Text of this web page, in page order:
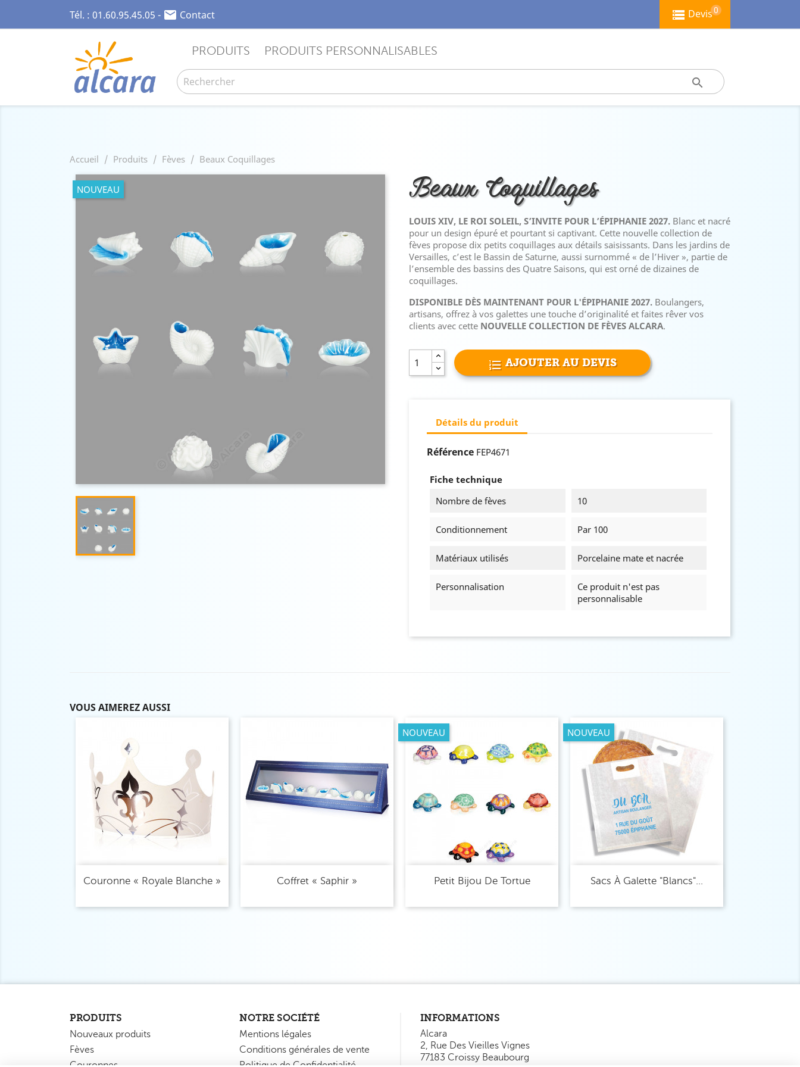
Tél. : 01.60.95.45.05 -  Contact Devis0
PRODUITS PRODUITS PERSONNALISABLES

Accueil Produits Fèves Beaux Coquillages
NOUVEAU Beaux Coquillages
LOUIS XIV, LE ROI SOLEIL, S’INVITE POUR L’ÉPIPHANIE 2027. Blanc et nacré
pour un design épuré et pourtant si captivant. Cette nouvelle collection de
fèves propose dix petits coquillages aux détails saisissants. Dans les jardins de
Versailles, c’est le Bassin de Saturne, aussi surnommé « de l’Hiver », partie de
l’ensemble des bassins des Quatre Saisons, qui est orné de dizaines de
coquillages.
DISPONIBLE DÈS MAINTENANT POUR L'ÉPIPHANIE 2027. Boulangers,
artisans, offrez à vos galettes une touche d’originalité et faites rêver vos
clients avec cette NOUVELLE COLLECTION DE FÈVES ALCARA.
AJOUTER AU DEVIS
Détails du produit
Référence FEP4671
Fiche technique
Nombre de fèves
10
Conditionnement Par 100
Matériaux utilisés Porcelaine mate et nacrée
Personnalisation
Ce produit n'est pas
personnalisable
VOUS AIMEREZ AUSSI
Couronne « Royale Blanche »
Aperçu rapide Coffret « Saphir »
Aperçu rapide Petit Bijou De Tortue
NOUVEAU
 Aperçu rapide Sacs À Galette "Blancs"...
NOUVEAU
 Aperçu rapide
PRODUITS
Nouveaux produits
Fèves
NOTRE SOCIÉTÉ
Mentions légales
Conditions générales de vente
INFORMATIONS
Alcara
2, Rue Des Vieilles Vignes
77183 Croissy Beaubourg